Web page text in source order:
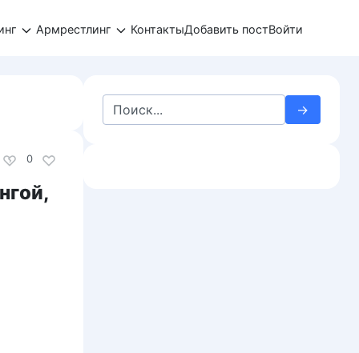
Армрестлинг КонтактыДобавить постВойти
0
Search
for: